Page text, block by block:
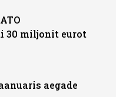
30 miljonit eurot
aegade